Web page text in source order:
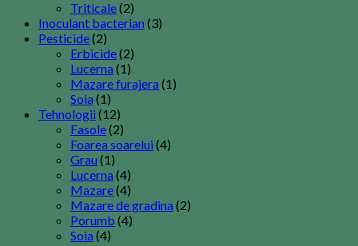
Triticale(2)
Inoculant bacterian (3)
Pesticide(2)
Erbicide(2)
Lucerna (1)
Mazare furajera (1)
Soia (1)
Tehnologii (12)
Fasole(2)
Foarea soarelui (4)
Grau (1)
Lucerna (4)
Mazare(4)
Mazare de gradina (2)
Porumb (4)
Soia (4)